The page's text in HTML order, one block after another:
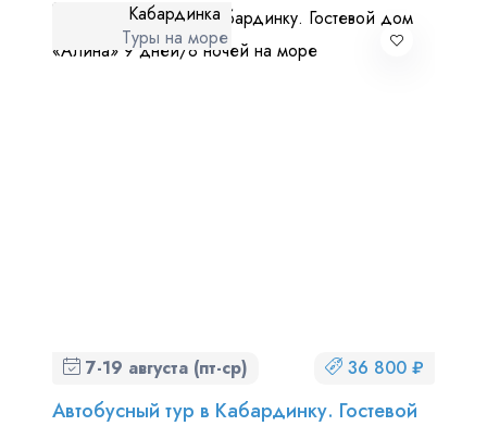
Кабардинка
Туры на море
7-19 августа (пт-ср) 36 800 ₽
Автобусный тур в Кабардинку. Гостевой